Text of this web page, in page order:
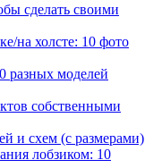
сделать своими
на холсте: 10 фото
разных моделей
собственными
и схем (с размерами)
лобзиком: 10